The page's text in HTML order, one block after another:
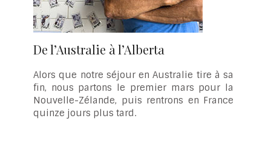
De l’Australie à l’Alberta
Alors que notre séjour en Australie tire à sa
fin, nous partons le premier mars pour la
Nouvelle-Zélande, puis rentrons en France
quinze jours plus tard.